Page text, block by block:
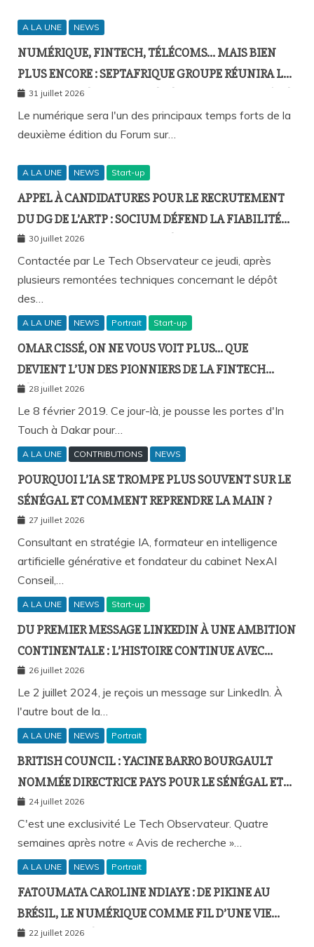
A LA UNE NEWS
NUMÉRIQUE, FINTECH, TÉLÉCOMS… MAIS BIEN
PLUS ENCORE : SEPTAFRIQUE GROUPE RÉUNIRA LE
GOTHA DE L’ÉCONOMIE SÉNÉGALAISE LE 10 AOÛT À
DAKAR
31 juillet 2026
Le numérique sera l'un des principaux temps forts de la
deuxième édition du Forum sur…
A LA UNE NEWS Start-up
APPEL À CANDIDATURES POUR LE RECRUTEMENT
DU DG DE L’ARTP : SOCIUM DÉFEND LA FIABILITÉ
DE SA PLATEFORME MALGRÉ PLUSIEURS
REMONTÉES TECHNIQUES
30 juillet 2026
Contactée par Le Tech Observateur ce jeudi, après
plusieurs remontées techniques concernant le dépôt
des…
A LA UNE NEWS Portrait Start-up
OMAR CISSÉ, ON NE VOUS VOIT PLUS… QUE
DEVIENT L’UN DES PIONNIERS DE LA FINTECH
SÉNÉGALAISE ?
28 juillet 2026
Le 8 février 2019. Ce jour-là, je pousse les portes d'In
Touch à Dakar pour…
A LA UNE CONTRIBUTIONS NEWS
POURQUOI L’IA SE TROMPE PLUS SOUVENT SUR LE
SÉNÉGAL ET COMMENT REPRENDRE LA MAIN ?
27 juillet 2026
Consultant en stratégie IA, formateur en intelligence
artificielle générative et fondateur du cabinet NexAI
Conseil,…
A LA UNE NEWS Start-up
DU PREMIER MESSAGE LINKEDIN À UNE AMBITION
CONTINENTALE : L’HISTOIRE CONTINUE AVEC
BIRAHIM FALL ET BICTORYS
26 juillet 2026
Le 2 juillet 2024, je reçois un message sur LinkedIn. À
l'autre bout de la…
A LA UNE NEWS Portrait
BRITISH COUNCIL : YACINE BARRO BOURGAULT
NOMMÉE DIRECTRICE PAYS POUR LE SÉNÉGAL ET
L’AFRIQUE FRANCOPHONE
24 juillet 2026
C'est une exclusivité Le Tech Observateur. Quatre
semaines après notre « Avis de recherche »…
A LA UNE NEWS Portrait
FATOUMATA CAROLINE NDIAYE : DE PIKINE AU
BRÉSIL, LE NUMÉRIQUE COMME FIL D’UNE VIE
SANS FRONTIÈRES
22 juillet 2026